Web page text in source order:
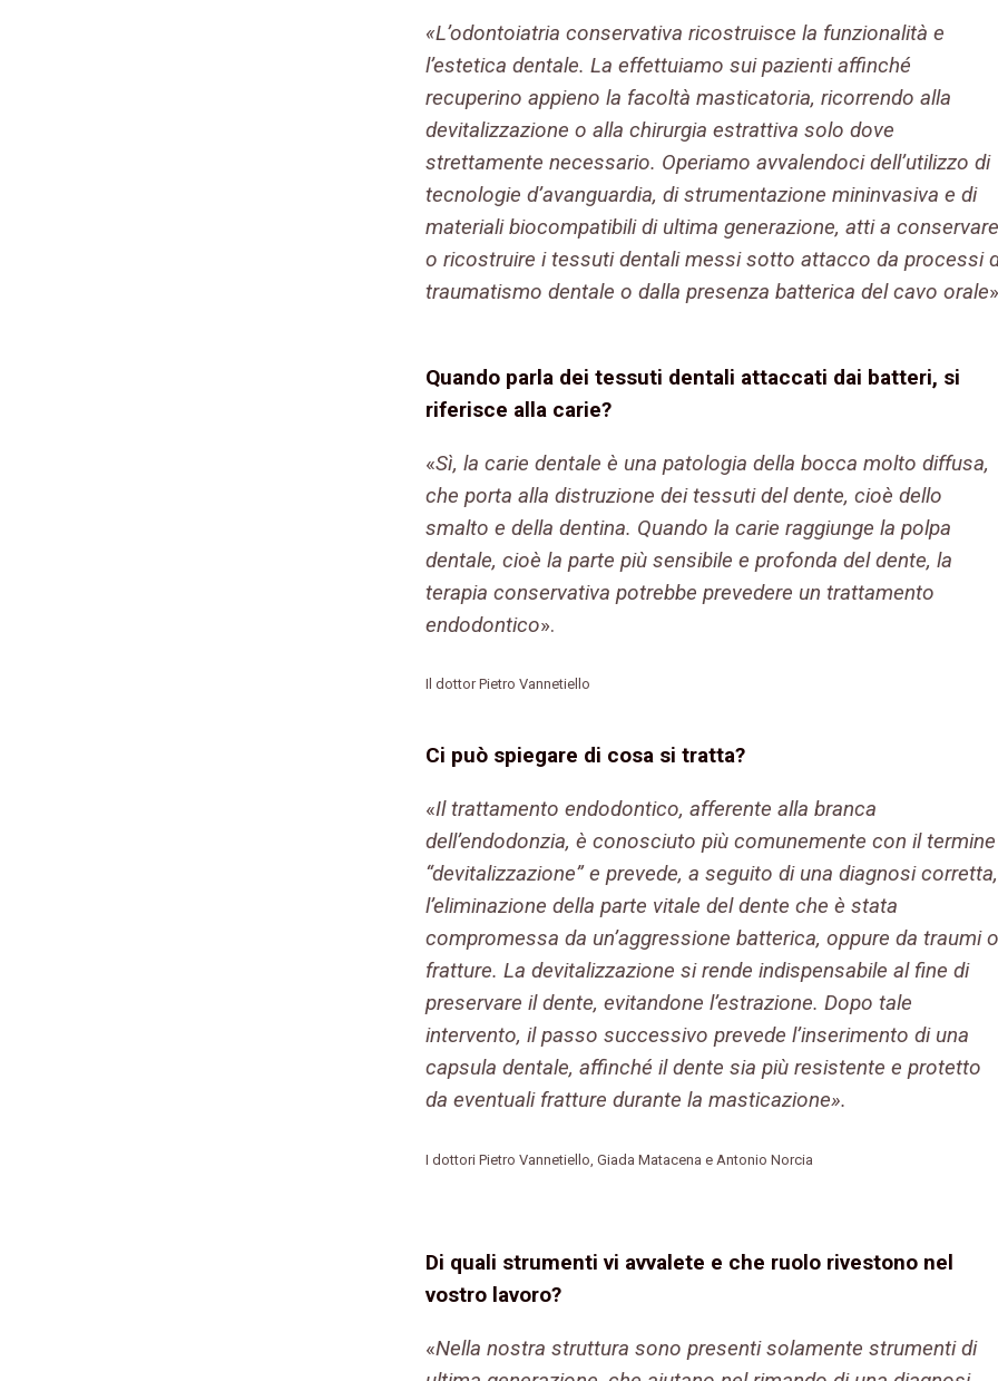
«L’odontoiatria conservativa ricostruisce la funzionalità e
l’estetica dentale. La effettuiamo sui pazienti affinché
recuperino appieno la facoltà masticatoria, ricorrendo alla
devitalizzazione o alla chirurgia estrattiva solo dove
strettamente necessario. Operiamo avvalendoci dell’utilizzo di
tecnologie d’avanguardia, di strumentazione mininvasiva e di
materiali biocompatibili di ultima generazione, atti a conservare
o ricostruire i tessuti dentali messi sotto attacco da processi
traumatismo dentale o dalla presenza batterica del cavo orale
Quando parla dei tessuti dentali attaccati dai batteri, si
riferisce alla carie?
«Sì, la carie dentale è una patologia della bocca molto diffusa,
che porta alla distruzione dei tessuti del dente, cioè dello
smalto e della dentina. Quando la carie raggiunge la polpa
dentale, cioè la parte più sensibile e profonda del dente, la
terapia conservativa potrebbe prevedere un trattamento
endodontico».
Il dottor Pietro Vannetiello
Ci può spiegare di cosa si tratta?
«Il trattamento endodontico, afferente alla branca
dell’endodonzia, è conosciuto più comunemente con il termine
“devitalizzazione” e prevede, a seguito di una diagnosi corretta,
l’eliminazione della parte vitale del dente che è stata
compromessa da un’aggressione batterica, oppure da traumi o
fratture. La devitalizzazione si rende indispensabile al fine di
preservare il dente, evitandone l’estrazione. Dopo tale
intervento, il passo successivo prevede l’inserimento di una
capsula dentale, affinché il dente sia più resistente e protetto
da eventuali fratture durante la masticazione».
I dottori Pietro Vannetiello, Giada Matacena e Antonio Norcia
Di quali strumenti vi avvalete e che ruolo rivestono nel
vostro lavoro?
«Nella nostra struttura sono presenti solamente strumenti di